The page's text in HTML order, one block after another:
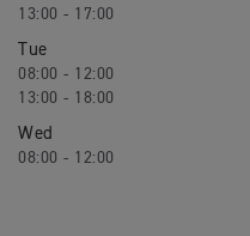
13:00 - 17:00
Tue
08:00 - 12:00
13:00 - 18:00
Wed
08:00 - 12:00